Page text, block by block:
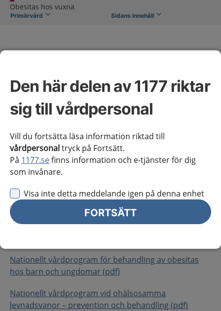
Den här delen av 1177 riktar
sig till vårdpersonal
Vill du fortsätta läsa information riktad till
vårdpersonaltryck på Fortsätt.
På 1177.sefinns information och e-tjänster för dig
som invånare.
Visa inte detta meddelande igen på denna enhet
FORTSÄTT
Obesitas hos vuxna
Primärvård Sidans innehåll
Obesitas hos vuxna
Omfattning av kunskapsstödet
Kunskapsstödet omfattar diagnostik, utredning,
Andra relaterade kunskapsstöd
Följande kunskapsstöd på 1177 för vårdpersonal kan
Nationellt vårdprogram för behandling av obesitas
hos barn och ungdomar (pdf)
Nationellt vårdprogram vid ohälsosamma
levnadsvanor – prevention och behandling (pdf)